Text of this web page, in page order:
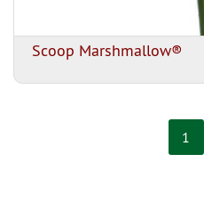
Scoop Marshmallow®
1